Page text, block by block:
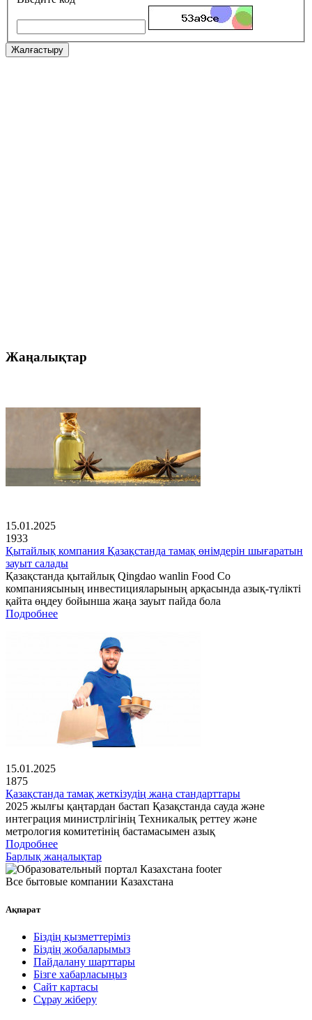
Жалғастыру
Жаңалықтар
15.01.2025
1933
Қытайлық компания Қазақстанда тамақ өнімдерін шығаратын
зауыт салады
Қазақстанда қытайлық Qingdao wanlin Food Co
компаниясының инвестицияларының арқасында азық-түлікті
қайта өңдеу бойынша жаңа зауыт пайда бола
Подробнее
15.01.2025
1875
Қазақстанда тамақ жеткізудің жаңа стандарттары
2025 жылғы қаңтардан бастап Қазақстанда сауда және
интеграция министрлігінің Техникалық реттеу және
метрология комитетінің бастамасымен азық
Подробнее
Барлық жаңалықтар
Все бытовые компании Казахстана
Ақпарат
Біздің қызметтеріміз
Біздің жобаларымыз
Пайдалану шарттары
Бізге хабарласыңыз
Сайт картасы
Сұрау жіберу